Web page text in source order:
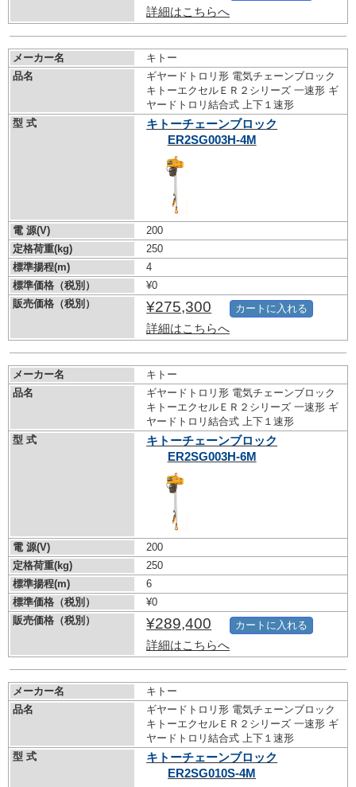
詳細はこちらへ
メーカー名
キトー
品名
ギヤードトロリ形 電気チェーンブロック
キトーエクセルＥＲ２シリーズ 一速形 ギ
ヤードトロリ結合式 上下１速形
型 式
キトーチェーンブロック
ER2SG003H-4M
電 源(V)
200
定格荷重(kg)
250
標準揚程(m)
4
標準価格（税別）
¥0
販売価格（税別）
¥275,300
詳細はこちらへ
カートに入れる
メーカー名
キトー
品名
ギヤードトロリ形 電気チェーンブロック
キトーエクセルＥＲ２シリーズ 一速形 ギ
ヤードトロリ結合式 上下１速形
型 式
キトーチェーンブロック
ER2SG003H-6M
電 源(V)
200
定格荷重(kg)
250
標準揚程(m)
6
標準価格（税別）
¥0
販売価格（税別）
¥289,400
詳細はこちらへ
カートに入れる
メーカー名
キトー
品名
ギヤードトロリ形 電気チェーンブロック
キトーエクセルＥＲ２シリーズ 一速形 ギ
ヤードトロリ結合式 上下１速形
型 式
キトーチェーンブロック
ER2SG010S-4M